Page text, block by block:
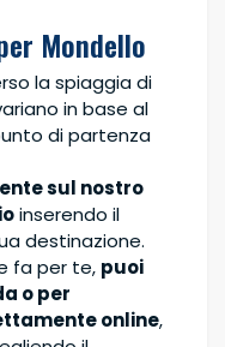
Mondello
la spiaggia di
in base al
di partenza
sul nostro
inserendo il
destinazione.
fa per te, puoi
o per
online,